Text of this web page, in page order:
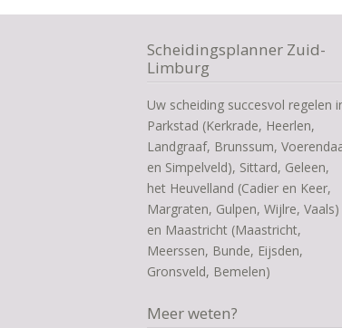
Scheidingsplanner Zuid-
Limburg
Uw scheiding succesvol regelen
Parkstad (Kerkrade, Heerlen,
Landgraaf, Brunssum,
en Simpelveld), Sittard, Geleen,
het Heuvelland (Cadier en Keer,
Margraten, Gulpen, Wijlre, Vaals)
en Maastricht (Maastricht,
Meerssen, Bunde, Eijsden,
Gronsveld, Bemelen)
Meer weten?